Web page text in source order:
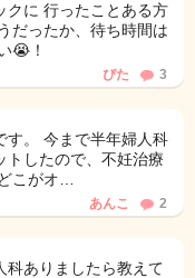
クに 行ったことある方
だったか、待ち時間は
😭！
ぴた 3
す。 今まで半年婦人科
トしたので、不妊治療
こがオ…
あんこ 2
科ありましたら教えて